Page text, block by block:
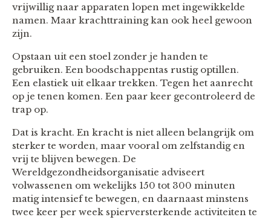
vrijwillig naar apparaten lopen met ingewikkelde
namen. Maar krachttraining kan ook heel gewoon
zijn.
Opstaan uit een stoel zonder je handen te
gebruiken. Een boodschappentas rustig optillen.
Een elastiek uit elkaar trekken. Tegen het aanrecht
op je tenen komen. Een paar keer gecontroleerd de
trap op.
Dat is kracht. En kracht is niet alleen belangrijk om
sterker te worden, maar vooral om zelfstandig en
vrij te blijven bewegen. De
Wereldgezondheidsorganisatie adviseert
volwassenen om wekelijks 150 tot 300 minuten
matig intensief te bewegen, en daarnaast minstens
twee keer per week spierversterkende activiteiten te